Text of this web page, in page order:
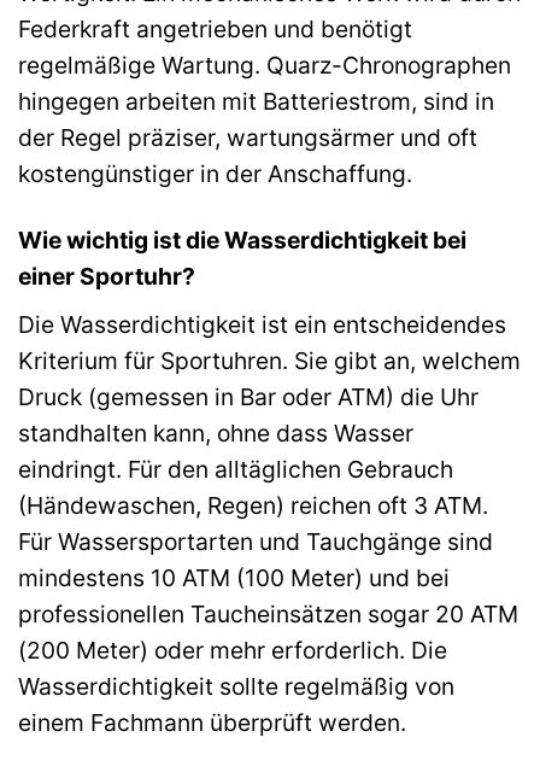
Federkraft angetrieben und benötigt
regelmäßige Wartung. Quarz-Chronographen
hingegen arbeiten mit Batteriestrom, sind in
der Regel präziser, wartungsärmer und oft
kostengünstiger in der Anschaffung.
Wie wichtig ist die Wasserdichtigkeit bei
einer Sportuhr?
Die Wasserdichtigkeit ist ein entscheidendes
Kriterium für Sportuhren. Sie gibt an, welchem
Druck (gemessen in Bar oder ATM) die Uhr
standhalten kann, ohne dass Wasser
eindringt. Für den alltäglichen Gebrauch
(Händewaschen, Regen) reichen oft 3 ATM.
Für Wassersportarten und Tauchgänge sind
mindestens 10 ATM (100 Meter) und bei
professionellen Taucheinsätzen sogar 20 ATM
(200 Meter) oder mehr erforderlich. Die
Wasserdichtigkeit sollte regelmäßig von
einem Fachmann überprüft werden.